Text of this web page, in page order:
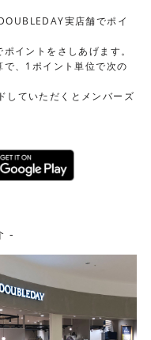
実店舗でポイ
イントをさしあげます。
、1ポイント単位で次の
していただくとメンバーズ
-